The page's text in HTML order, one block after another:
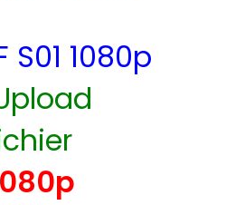
S01 1080p